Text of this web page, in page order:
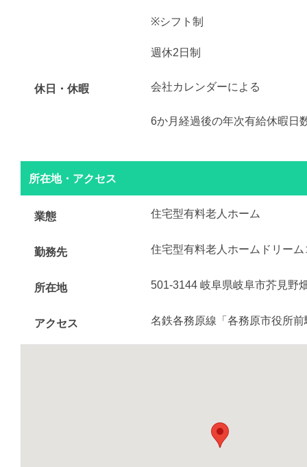
※シフト制
休日・休暇
週休2日制
会社カレンダーによる
6か月経過後の年次有給休暇日
所在地・アクセス
業態 住宅型有料老人ホーム
勤務先 住宅型有料老人ホームドリーム
所在地 501-3144 岐阜県岐阜市芥見野
アクセス 名鉄各務原線「各務原市役所